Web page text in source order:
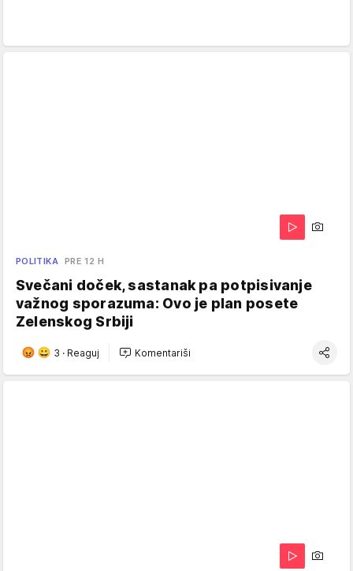
POLITIKA PRE 12 H
Svečani doček, sastanak pa potpisivanje
važnog sporazuma: Ovo je plan posete
Zelenskog Srbiji
3 · Reaguj Komentariši